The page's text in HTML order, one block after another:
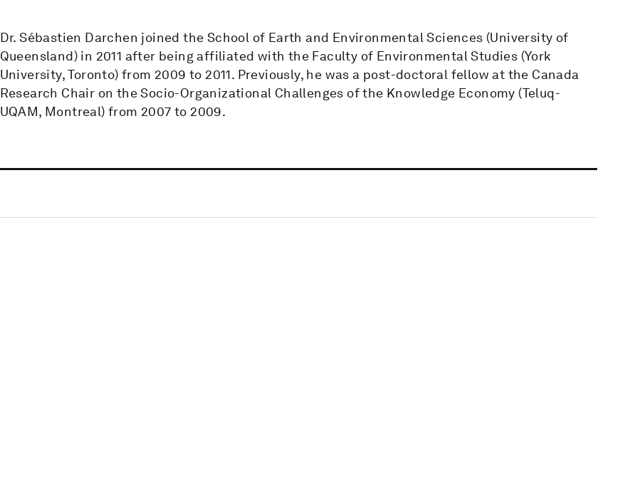
Dr. Sébastien Darchen joined the School of Earth and Environmental Sciences (University of
Queensland) in 2011 after being affiliated with the Faculty of Environmental Studies (York
University, Toronto) from 2009 to 2011. Previously, he was a post-doctoral fellow at the Canada
Research Chair on the Socio-Organizational Challenges of the Knowledge Economy (Teluq-
UQAM, Montreal) from 2007 to 2009.